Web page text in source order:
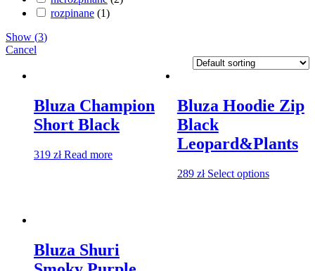
rozpinane (1)
Show (3)
Cancel
Bluza Champion
Short Black
319 zł Read more
Bluza Hoodie Zip
Black
Leopard&Plants
289 zł Select options
Bluza Shuri